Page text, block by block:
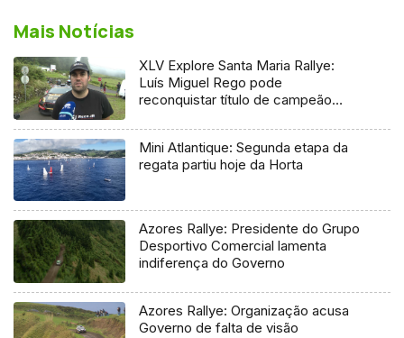
Mais Notícias
XLV Explore Santa Maria Rallye:
Luís Miguel Rego pode
reconquistar título de campeão
Mini Atlantique: Segunda etapa da
regata partiu hoje da Horta
Azores Rallye: Presidente do Grupo
Desportivo Comercial lamenta
indiferença do Governo
Azores Rallye: Organização acusa
Governo de falta de visão